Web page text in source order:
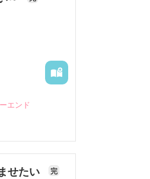
エンド
せたい 完